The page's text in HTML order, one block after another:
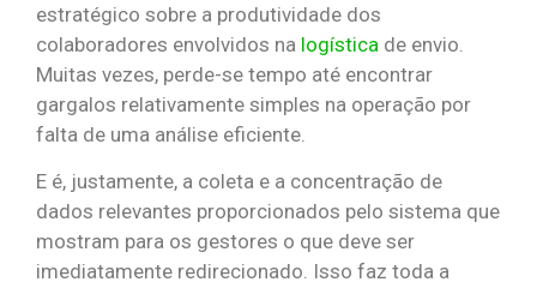
estratégico sobre a produtividade dos
colaboradores envolvidos na logística de envio.
Muitas vezes, perde-se tempo até encontrar
gargalos relativamente simples na operação por
falta de uma análise eficiente.
E é, justamente, a coleta e a concentração de
dados relevantes proporcionados pelo sistema que
mostram para os gestores o que deve ser
imediatamente redirecionado. Isso faz toda a